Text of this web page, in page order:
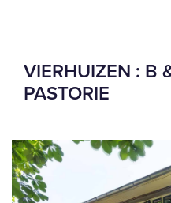
VIERHUIZEN : B
PASTORIE